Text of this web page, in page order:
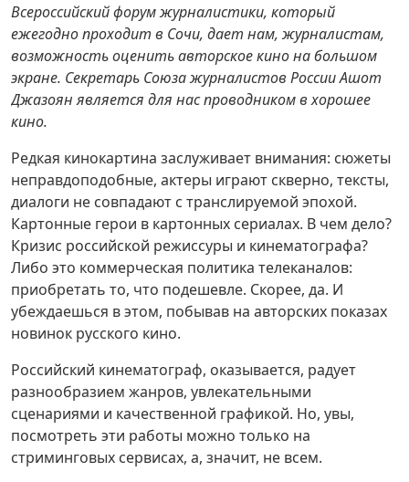
Всероссийский форум журналистики, который
ежегодно проходит в Сочи, дает нам, журналистам,
возможность оценить авторское кино на большом
экране. Секретарь Союза журналистов России Ашот
Джазоян является для нас проводником в хорошее
кино.
Редкая кинокартина заслу­живает внимания: сюжеты
неправдоподобные, актеры играют скверно, тексты,
ди­алоги не совпадают с транс­лируемой эпохой.
Картонные герои в картонных сериалах. В чем дело?
Кризис российской режиссуры и кинематографа?
Либо это коммерческая поли­тика телеканалов:
приобретать то, что подешевле. Скорее, да. И
убеждаешься в этом, побывав на авторских показах
новинок русского кино.
Российский кинематограф, оказывается, радует
разнообра­зием жанров, увлекательными
сценариями и качественной графикой. Но, увы,
посмотреть эти работы можно только на
стриминговых сервисах, а, значит, не всем.